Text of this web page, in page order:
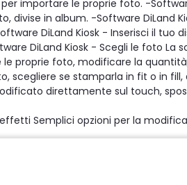
importare le proprie foto. -
divise in album. -Software DiLand
DiLand Kiosk - Inserisci il tuo
DiLand Kiosk - Scegli le foto
le proprie foto, modificare la
scegliere se stamparla in fit o in
direttamente sul touch,
Semplici opzioni per la
le correzioni avanzate, per chi
di raddrizzare le foto. -Software